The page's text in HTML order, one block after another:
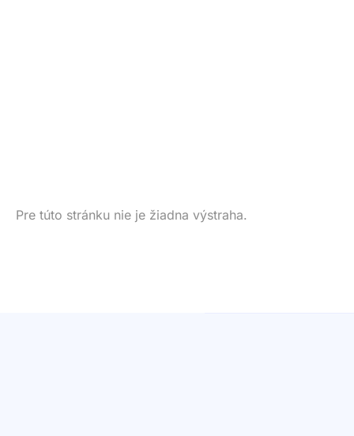
Pre túto stránku nie je žiadna výstraha.